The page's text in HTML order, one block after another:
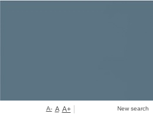
New search
A- A A+